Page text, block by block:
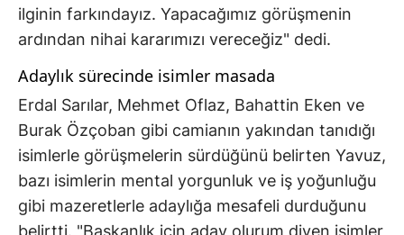
ilginin farkındayız. Yapacağımız görüşmenin
ardından nihai kararımızı vereceğiz" dedi.
Adaylık sürecinde isimler masada
Erdal Sarılar, Mehmet Oflaz, Bahattin Eken ve
Burak Özçoban gibi camianın yakından tanıdığı
isimlerle görüşmelerin sürdüğünü belirten Yavuz,
bazı isimlerin mental yorgunluk ve iş yoğunluğu
gibi mazeretlerle adaylığa mesafeli durduğunu
belirtti. "Başkanlık için aday olurum diyen isimler